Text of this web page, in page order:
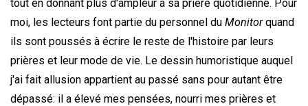
tout en donnant plus d'ampleur à sa prière quotidienne. Pour
moi, les lecteurs font partie du personnel du Monitorquand
ils sont poussés à écrire le reste de l'histoire par leurs
prières et leur mode de vie. Le dessin humoristique auquel
j'ai fait allusion appartient au passé sans pour autant être
dépassé: il a élevé mes pensées, nourri mes prières et